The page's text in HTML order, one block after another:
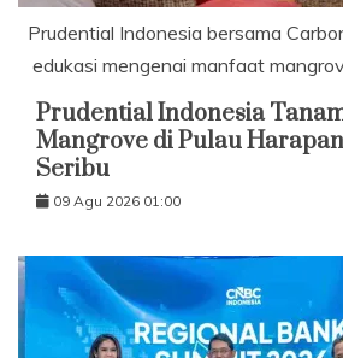
Prudential Indonesia bersama
edukasi mengenai manfaat
Prudential Indonesia
Mangrove di Pulau
Seribu
09 Agu 2026 01:00